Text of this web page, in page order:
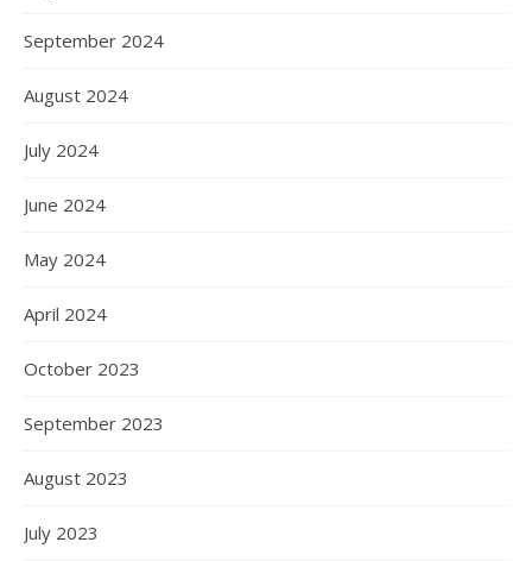
September 2024
August 2024
July 2024
June 2024
May 2024
April 2024
October 2023
September 2023
August 2023
July 2023